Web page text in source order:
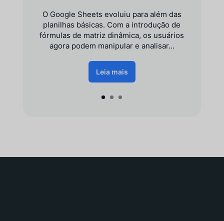
O Google Sheets evoluiu para além das
planilhas básicas. Com a introdução de
fórmulas de matriz dinâmica, os usuários
agora podem manipular e analisar...
Leia mais